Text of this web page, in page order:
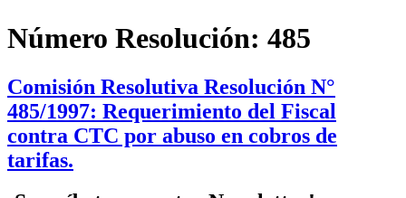
Número Resolución: 485
Comisión Resolutiva Resolución N°
485/1997: Requerimiento del Fiscal
contra CTC por abuso en cobros de
tarifas.